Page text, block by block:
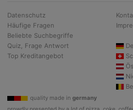
Datenschutz
Häufige Fragen
Beliebte Suchbegriffe
Quiz, Frage Antwort
Top Kreditangebot
quality made in germany